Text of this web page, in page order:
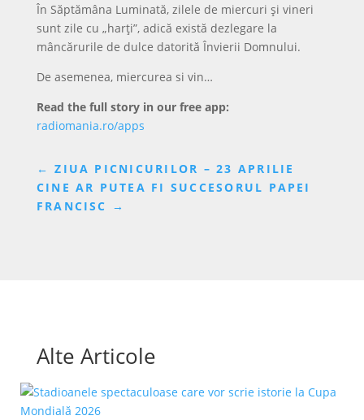
În Săptămâna Luminată, zilele de miercuri şi vineri
sunt zile cu „harţi”, adică există dezlegare la
mâncărurile de dulce datorită Învierii Domnului.
De asemenea, miercurea si vin…
Read the full story in our free app:
radiomania.ro/apps
←ZIUA PICNICURILOR – 23 APRILIE
CINE AR PUTEA FI SUCCESORUL PAPEI
FRANCISC →
Alte Articole